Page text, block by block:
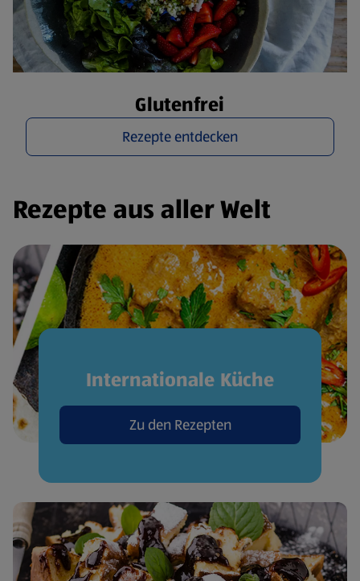
Glutenfrei
Rezepte entdecken
Rezepte aus aller Welt
Internationale Küche
Zu den Rezepten